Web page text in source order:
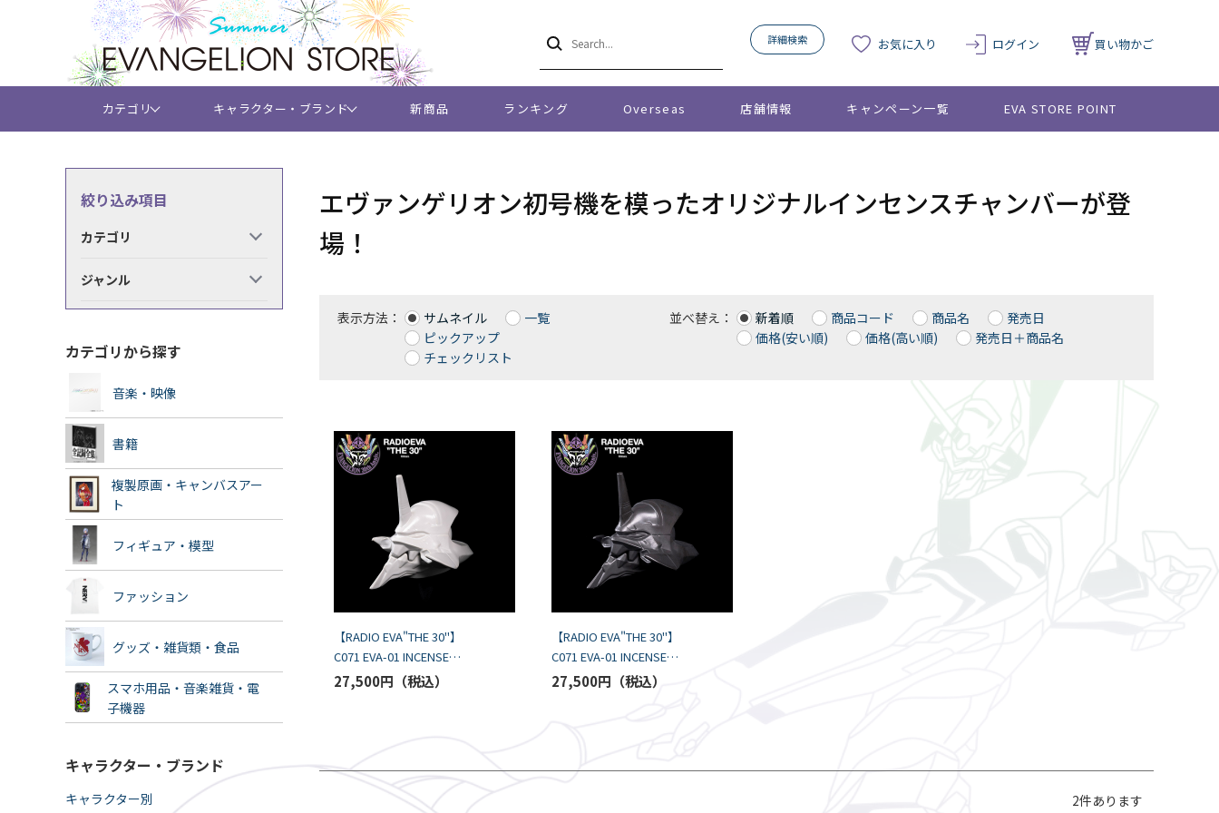
詳細検索 お気に入り ログイン 買い物かご
カテゴリ キャラクター・ブランド 新商品 ランキング Overseas 店舗情報 キャンペーン一覧 EVA STORE POINT
絞り込み項目
カテゴリ
ジャンル
カテゴリから探す
音楽・映像
書籍
複製原画・キャンバスアー
ト
フィギュア・模型
ファッション
グッズ・雑貨類・食品
スマホ用品・音楽雑貨・電
子機器
キャラクター・ブランド
キャラクター別
エヴァンゲリオン初号機を模ったオリジナルインセンスチャンバーが登
場！
表示方法： サムネイル
一覧
ピックアップ
チェックリスト
並べ替え： 新着順 商品コード 商品名
発売日
価格(安い順)
価格(高い順) 発売日＋商品名
【RADIO EVA"THE 30"】
C071 EVA-01 INCENSE
CHAMBER by emeth/WHITE
27,500円
【RADIO EVA"THE 30"】
C071 EVA-01 INCENSE
CHAMBER by emeth/BLACK
27,500円
2件あります